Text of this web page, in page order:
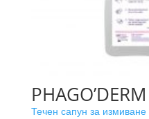
Течен сапун за